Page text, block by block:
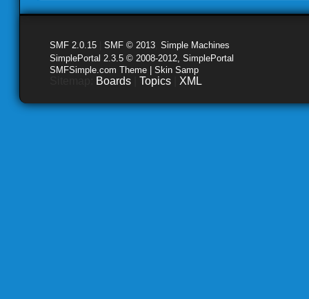
SMF 2.0.15 SMF © 2013 Simple Machines
SimplePortal 2.3.5 © 2008-2012, SimplePortal
SMFSimple.com Theme | Skin Samp
Boards Topics XML